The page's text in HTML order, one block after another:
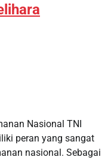
Nasional TNI
peran yang sangat
nasional. Sebagai